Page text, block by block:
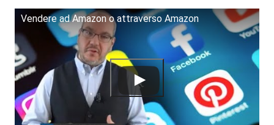
Vendere ad Amazon o attraverso Amazon